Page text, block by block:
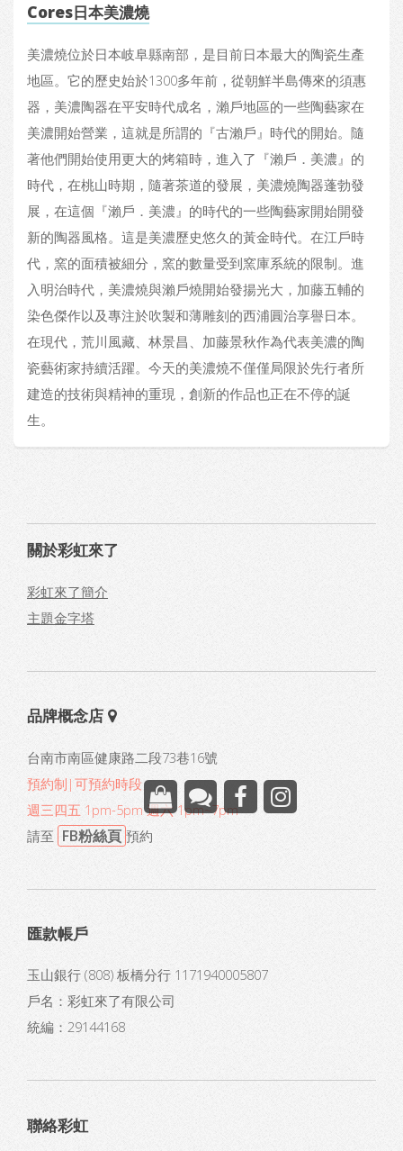
Cores日本美濃燒
美濃燒位於日本岐阜縣南部，是目前日本最大的陶瓷生產
地區。它的歷史始於1300多年前，從朝鮮半島傳來的須惠
器，美濃陶器在平安時代成名，瀨戶地區的一些陶藝家在
美濃開始營業，這就是所謂的『古瀨戶』時代的開始。隨
著他們開始使用更大的烤箱時，進入了『瀨戶．美濃』的
時代，在桃山時期，隨著茶道的發展，美濃燒陶器蓬勃發
展，在這個『瀨戶．美濃』的時代的一些陶藝家開始開發
新的陶器風格。這是美濃歷史悠久的黃金時代。在江戶時
代，窯的面積被細分，窯的數量受到窯庫系統的限制。進
入明治時代，美濃燒與瀨戶燒開始發揚光大，加藤五輔的
染色傑作以及專注於吹製和薄雕刻的西浦圓治享譽日本。
在現代，荒川風藏、林景昌、加藤景秋作為代表美濃的陶
瓷藝術家持續活躍。今天的美濃燒不僅僅局限於先行者所
建造的技術與精神的重現，創新的作品也正在不停的誕
生。
關於彩虹來了
彩虹來了簡介
主題金字塔
品牌概念店
台南市南區健康路二段73巷16號
預約制|可預約時段
週三四五 1pm-5pm 週六 1pm~7pm
請至 FB粉絲頁 預約
匯款帳戶
玉山銀行 (808) 板橋分行 1171940005807
戶名：彩虹來了有限公司
統編：29144168
聯絡彩虹